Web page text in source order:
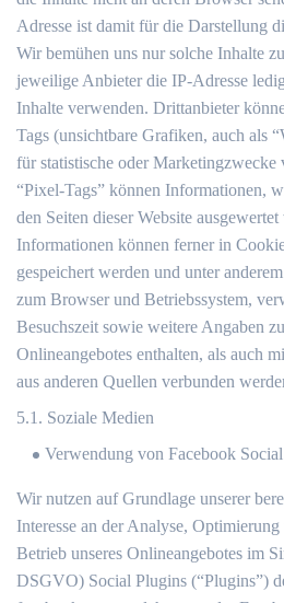
Adresse ist damit für die Darstellung
Wir bemühen uns nur solche Inhalte
jeweilige Anbieter die IP-Adresse
Inhalte verwenden. Drittanbieter
Tags (unsichtbare Grafiken, auch als
für statistische oder
“Pixel-Tags” können Informationen,
den Seiten dieser Website
Informationen können ferner in
gespeichert werden und unter
zum Browser und Betriebssystem,
Besuchszeit sowie weitere Angaben
Onlineangebotes enthalten, als auch
aus anderen Quellen verbunden
5.1. Soziale Medien
Verwendung von Facebook
Wir nutzen auf Grundlage unserer
Interesse an der Analyse,
Betrieb unseres Onlineangebotes im
DSGVO) Social Plugins (“Plugins”)